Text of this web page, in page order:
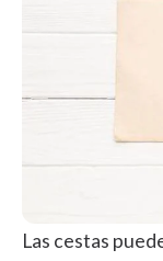
Las cestas